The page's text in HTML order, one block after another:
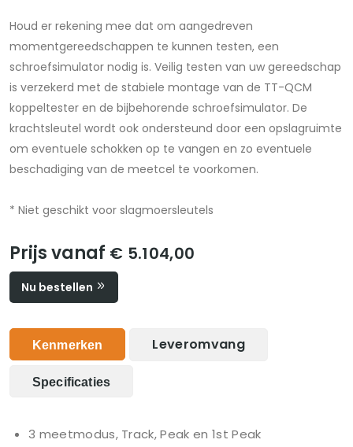
Houd er rekening mee dat om aangedreven
momentgereedschappen te kunnen testen, een
schroefsimulator nodig is. Veilig testen van uw gereedschap
is verzekerd met de stabiele montage van de TT-QCM
koppeltester en de bijbehorende schroefsimulator. De
krachtsleutel wordt ook ondersteund door een opslagruimte
om eventuele schokken op te vangen en zo eventuele
beschadiging van de meetcel te voorkomen.
* Niet geschikt voor slagmoersleutels
Prijs vanaf € 5.104,00
Nu bestellen
Kenmerken Leveromvang
Specificaties
3 meetmodus, Track, Peak en 1st Peak